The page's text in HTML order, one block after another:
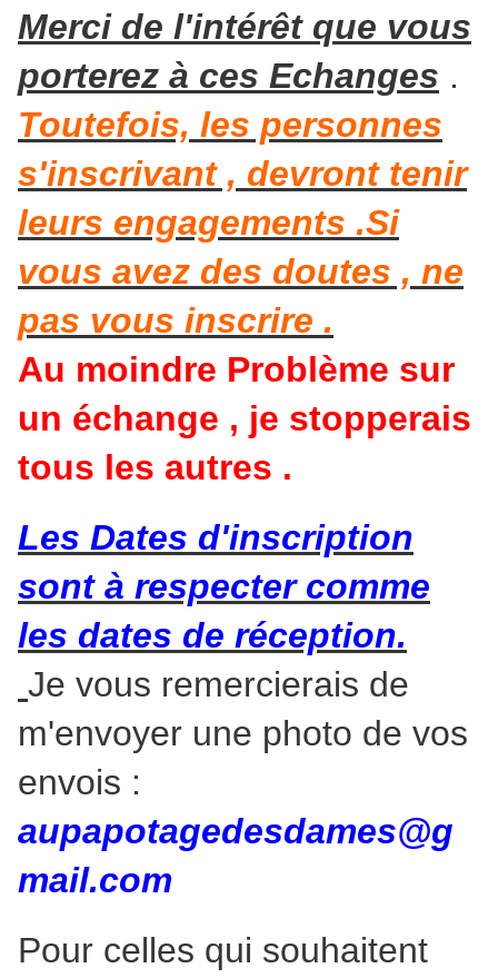
Merci de l'intérêt que vous
porterez à ces Echanges .
Toutefois, les personnes
s'inscrivant , devront tenir
leurs engagements .Si
vous avez des doutes , ne
pas vous inscrire .
Au moindre Problème sur
un échange , je stopperais
tous les autres .
Les Dates d'inscription
sont à respecter comme
les dates de réception.
Je vous remercierais de
m'envoyer une photo de vos
envois :
aupapotagedesdames@g
mail.com
Pour celles qui souhaitent